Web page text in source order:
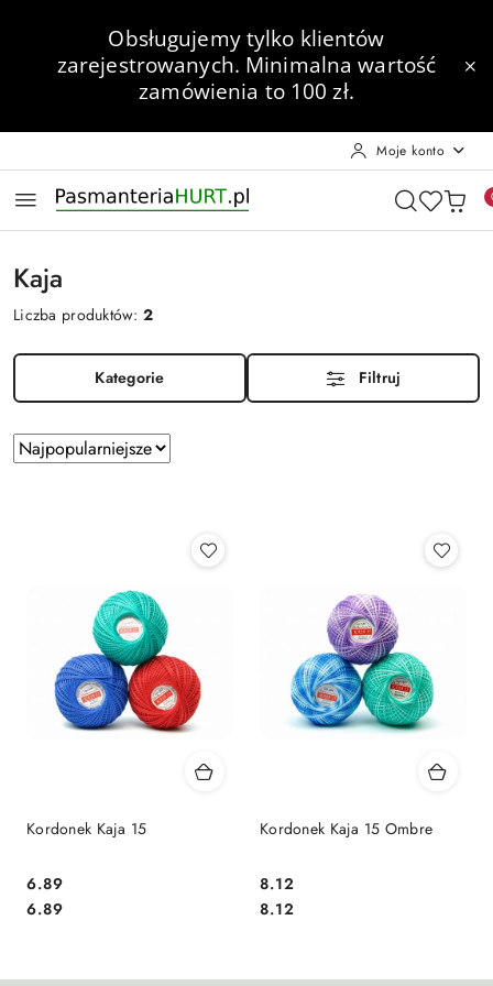
Przejdź do treści głównej
Przejdź do wyszukiwarki
Przejdź do moje konto
Przejdź do menu głównego
Przejdź do stopki
Obsługujemy tylko klientów
zarejestrowanych. Minimalna wartość
zamówienia to 100 zł.
Moje konto
Kaja
Liczba produktów:2
Kategorie Filtruj
Zastosowano
sortowanie:
Sortuj
według
Kordonek Kaja 15
Cena:
6.89
Cena:
6.89
Kordonek Kaja 15 Ombre
Cena:
8.12
Cena:
8.12